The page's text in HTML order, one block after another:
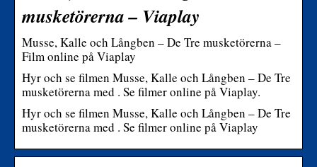
musketörerna – Viaplay
Musse, Kalle och Långben – De Tre musketörerna –
Film online på Viaplay
Hyr och se filmen Musse, Kalle och Långben – De Tre
musketörerna med . Se filmer online på Viaplay.
Hyr och se filmen Musse, Kalle och Långben – De Tre
musketörerna med . Se filmer online på Viaplay